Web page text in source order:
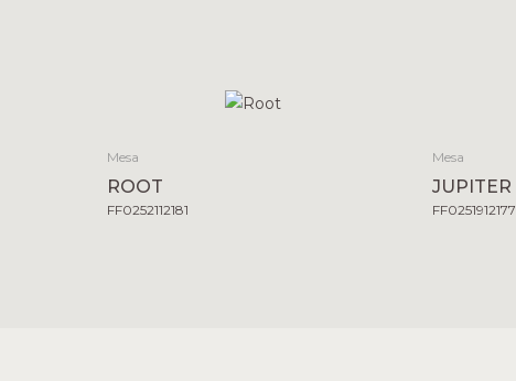
Mesa
ROOT
FF0252112181
Mesa
JUPITER
FF0251912177